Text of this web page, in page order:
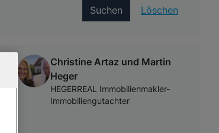
Suchen Löschen
Christine Artaz und Martin
Heger
HEGERREAL Immobilienmakler-
Immobiliengutachter